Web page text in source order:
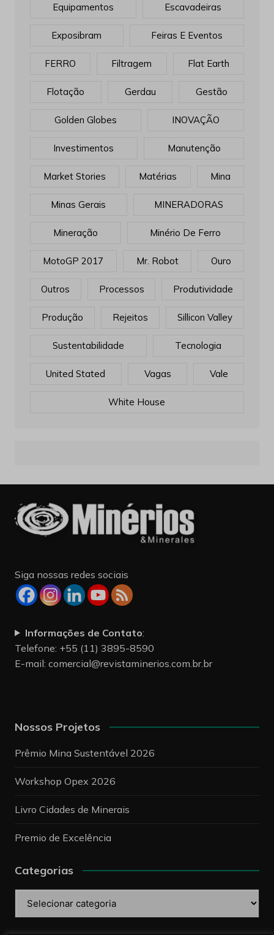
Equipamentos Escavadeiras
Exposibram Feiras E Eventos
FERRO Filtragem Flat Earth
Flotação Gerdau Gestão
Golden Globes INOVAÇÃO
Investimentos Manutenção
Market Stories Matérias Mina
Minas Gerais MINERADORAS
Mineração Minério De Ferro
MotoGP 2017 Mr. Robot Ouro
Outros Processos Produtividade
Produção Rejeitos Sillicon Valley
Sustentabilidade Tecnologia
United Stated Vagas Vale
White House
Siga nossas redes sociais
Informações de Contato:
Telefone: +55 (11) 3895-8590
E-mail: comercial@revistaminerios.com.br.br
Nossos Projetos
Prêmio Mina Sustentável 2026
Workshop Opex 2026
Livro Cidades de Minerais
Premio de Excelência
Categorias